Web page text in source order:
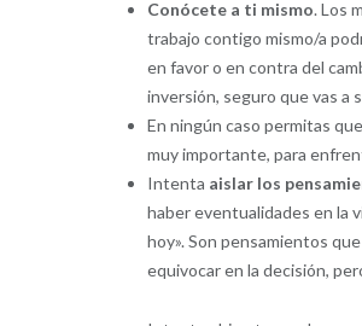
Conócete a ti mismo. Los
trabajo contigo mismo/a
en favor o en contra del
inversión, seguro que vas a
En ningún caso permitas que
muy importante, para
Intenta aislar los
haber eventualidades en la
hoy». Son pensamientos
equivocar en la decisión,